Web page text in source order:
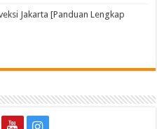
Jakarta [Panduan Lengkap